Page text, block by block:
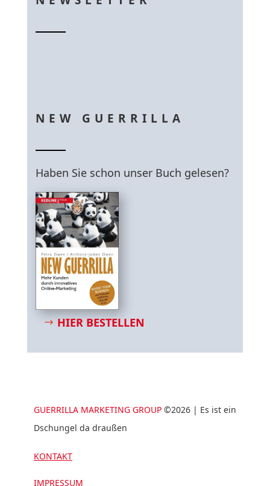
NEW GUERRILLA
Haben Sie schon unser Buch gelesen?
HIER BESTELLEN
GUERRILLA MARKETING GROUP ©2026 | Es ist ein
Dschungel da draußen
KONTAKT
IMPRESSUM